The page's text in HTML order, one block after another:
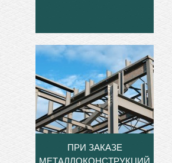
ПРИ ЗАКАЗЕ